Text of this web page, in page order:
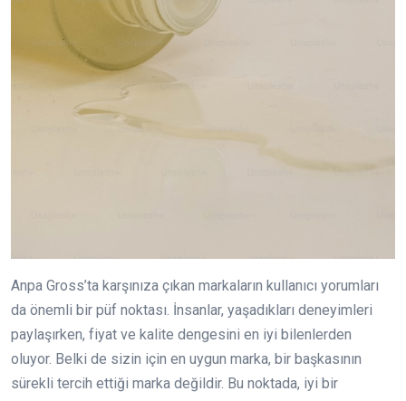
Anpa Gross’ta karşınıza çıkan markaların kullanıcı yorumları
da önemli bir püf noktası. İnsanlar, yaşadıkları deneyimleri
paylaşırken, fiyat ve kalite dengesini en iyi bilenlerden
oluyor. Belki de sizin için en uygun marka, bir başkasının
sürekli tercih ettiği marka değildir. Bu noktada, iyi bir